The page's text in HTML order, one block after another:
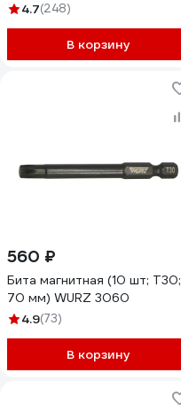
4.7(248)
В корзину
560 ₽
Бита магнитная (10 шт; T30;
70 мм) WURZ 3060
4.9(73)
В корзину